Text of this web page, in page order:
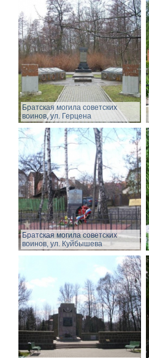
Братская могила советских
воинов, ул. Герцена
Братская могила советских
воинов, ул. Куйбышева